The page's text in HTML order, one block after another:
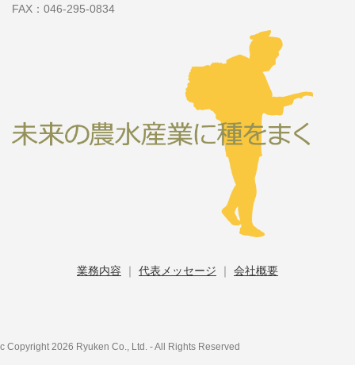
FAX：046-295-0834
業務内容 ｜ 代表メッセージ ｜ 会社概要
c Copyright 2026 Ryuken Co., Ltd. - All Rights Reserved